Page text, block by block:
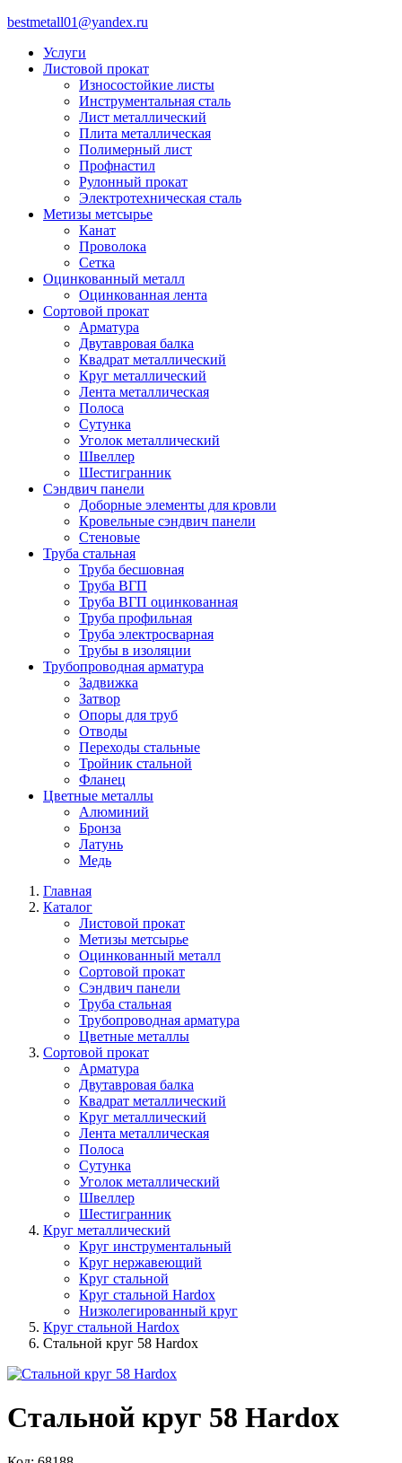
bestmetall01@yandex.ru
Услуги
Листовой прокат
Износостойкие листы
Инструментальная сталь
Лист металлический
Плита металлическая
Полимерный лист
Профнастил
Рулонный прокат
Электротехническая сталь
Метизы метсырье
Канат
Проволока
Сетка
Оцинкованный металл
Оцинкованная лента
Сортовой прокат
Арматура
Двутавровая балка
Квадрат металлический
Круг металлический
Лента металлическая
Полоса
Сутунка
Уголок металлический
Швеллер
Шестигранник
Сэндвич панели
Доборные элементы для кровли
Кровельные сэндвич панели
Стеновые
Труба стальная
Труба бесшовная
Труба ВГП
Труба ВГП оцинкованная
Труба профильная
Труба электросварная
Трубы в изоляции
Трубопроводная арматура
Задвижка
Затвор
Опоры для труб
Отводы
Переходы стальные
Тройник стальной
Фланец
Цветные металлы
Алюминий
Бронза
Латунь
Медь
Главная
Каталог
Листовой прокат
Метизы метсырье
Оцинкованный металл
Сортовой прокат
Сэндвич панели
Труба стальная
Трубопроводная арматура
Цветные металлы
Сортовой прокат
Арматура
Двутавровая балка
Квадрат металлический
Круг металлический
Лента металлическая
Полоса
Сутунка
Уголок металлический
Швеллер
Шестигранник
Круг металлический
Круг инструментальный
Круг нержавеющий
Круг стальной
Круг стальной Hardox
Низколегированный круг
Круг стальной Hardox
Стальной круг 58 Hardox
Стальной круг 58 Hardox